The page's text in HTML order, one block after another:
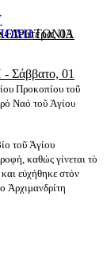
-Δευτέρα, 03
- Σάββατο, 01
Προκοπίου τοῦ
Ναό τοῦ Ἁγίου
τοῦ Ἁγίου
καθώς γίνεται τὸ
εὐχήθηκε στόν
Ἀρχιμανδρίτη